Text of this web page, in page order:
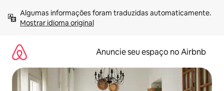
para
Mostrar idioma original
Anuncie seu espaço no Airbnb